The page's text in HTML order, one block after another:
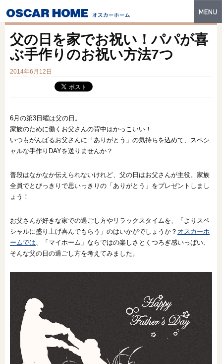
特長
イベント・モデルハウス
建築実例
フォトギャラリー
販売中の物件
土地情報
オンライン相談会
父の日を家でお祝い！パパが喜
ぶ手作りのお祝い方法7つ
2014年6月12日
6月の第3日曜は父の日。
家族のために働くお父さんの背中はかっこいい！
いつもがんばるお父さんに「ありがとう」の気持ちを込めて、スペシ
ャルな手作りDAYを送りませんか？
普段はなかなか伝えられないけれど、父の日はお父さんが主役。家族
全員でとびっきりで思いっきりの「ありがとう」をプレゼントしまし
ょう！
お父さんが好きな家での過ごし方やリラックスタイムを、「よりスペ
シャルに盛り上げ喜んでもらう」のはいかがでしょうか？ オスカーホ
ームでは、「マイホーム」ならではの楽しさとくつろぎ感いっぱい、
そんな父の日の過ごし方を考えてみました。